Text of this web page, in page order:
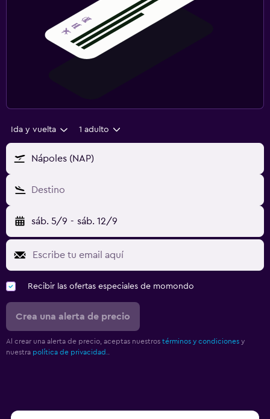
Ida y vuelta 1 adulto
Nápoles (NAP)
Destino
sáb. 5/9 - sáb. 12/9
Recibir las ofertas especiales de momondo
Crea una alerta de precio
Al crear una alerta de precio, aceptas nuestros términos y condiciones y
nuestra política de privacidad.